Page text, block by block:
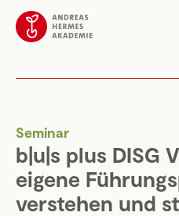
Seminar
b|u|s plus DISG
eigene
verstehen und